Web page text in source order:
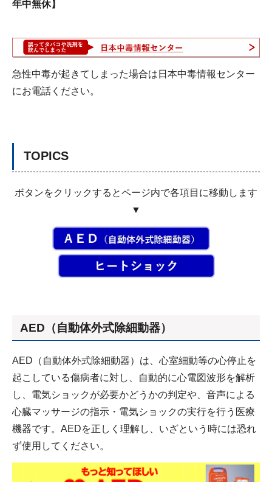
年中無休】
急性中毒が起きてしまった場合は日本中毒情報センター
にお電話ください。
TOPICS
ボタンをクリックするとページ内で各項目に移動します
▼
AED（自動体外式除細動器）
AED（自動体外式除細動器）は、心室細動等の心停止を
起こしている傷病者に対し、自動的に心電図波形を解析
し、電気ショックが必要かどうかの判定や、音声による
心臓マッサージの指示・電気ショックの実行を行う医療
機器です。AEDを正しく理解し、いざという時には恐れ
ず使用してください。